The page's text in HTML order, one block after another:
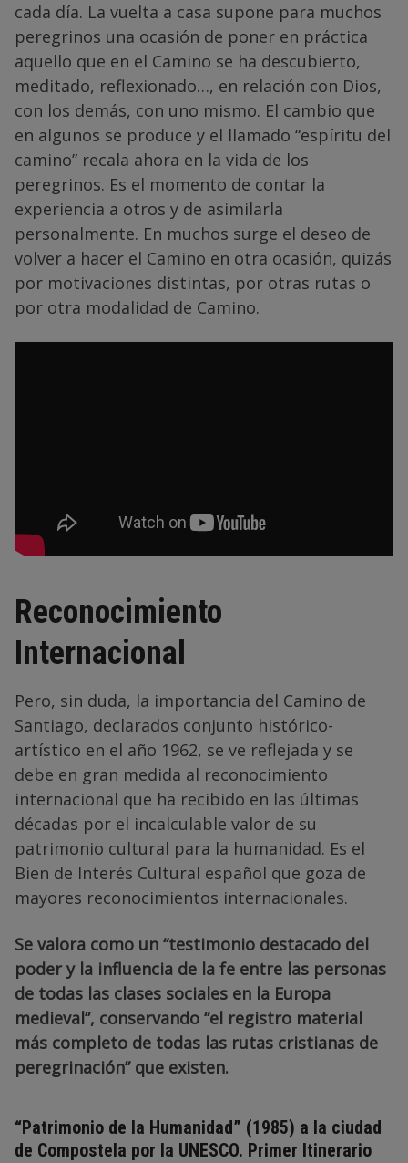
cada día. La vuelta a casa supone para muchos
peregrinos una ocasión de poner en práctica
aquello que en el Camino se ha descubierto,
meditado, reflexionado…, en relación con Dios,
con los demás, con uno mismo. El cambio que
en algunos se produce y el llamado “espíritu del
camino” recala ahora en la vida de los
peregrinos. Es el momento de contar la
experiencia a otros y de asimilarla
personalmente. En muchos surge el deseo de
volver a hacer el Camino en otra ocasión, quizás
por motivaciones distintas, por otras rutas o
por otra modalidad de Camino.
Reconocimiento
Internacional
Pero, sin duda, la importancia del Camino de
Santiago, declarados conjunto histórico-
artístico en el año 1962, se ve reflejada y se
debe en gran medida al reconocimiento
internacional que ha recibido en las últimas
décadas por el incalculable valor de su
patrimonio cultural para la humanidad. Es el
Bien de Interés Cultural español que goza de
mayores reconocimientos internacionales.
Se valora como un “testimonio destacado del
poder y la influencia de la fe entre las personas
de todas las clases sociales en la Europa
medieval”, conservando “el registro material
más completo de todas las rutas cristianas de
peregrinación” que existen.
“Patrimonio de la Humanidad” (1985) a la ciudad
de Compostela por la UNESCO. Primer Itinerario